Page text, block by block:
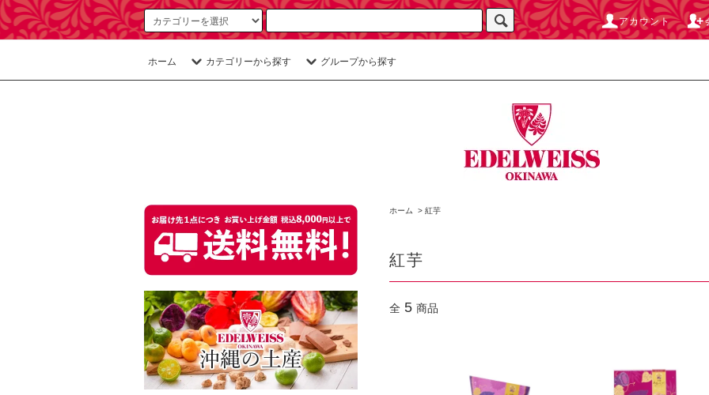
アカウント
ホーム カテゴリーから探す グループから探す
ホーム > 紅芋
紅芋
全 5 商品